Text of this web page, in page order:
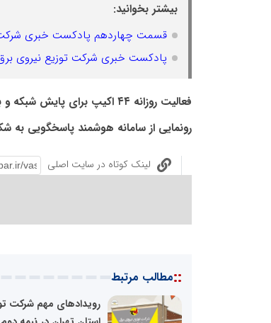
بیشتر بخوانید:
قسمت چهاردهم پادکست خبری شرکت
پادکست خبری شرکت توزیع نیروی
فعالیت روزانه ۴۴ اکیپ برای پایش شبکه و برخورد با برق‌های غیرمجاز
رونمایی از سامانه هوشمند پاسخگویی به
لینک کوتاه در سایت اصلی
::مطالب مرتبط
رویدادهای مهم شرکت